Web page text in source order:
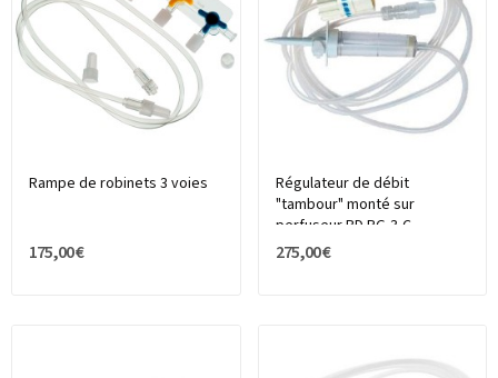
Rampe de robinets 3 voies
175,00 €
Régulateur de débit
"tambour" monté sur
perfuseur BD RG-3-C
275,00 €